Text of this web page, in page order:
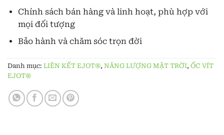
Chính sách bán hàng và linh hoạt, phù hợp với
mọi đối tượng
Bảo hành và chăm sóc trọn đời
Danh mục: LIÊN KẾT EJOT®, NĂNG LƯỢNG MẶT TRỜI, ỐC VÍT
EJOT®